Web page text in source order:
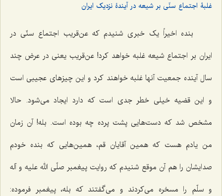
غلبۀ اجتماع سنّی بر شیعه در آیندۀ نزدیک ایران
بنده اخیراً یک خبرى شنیدم كه عن‌قریب اجتماع سنّى‌ در
ایران بر اجتماع شیعه غلبه خواهد كرد! عن‌قریب یعنى در عرض چند
سال آینده جمعیت آنها غلبه خواهند كرد و این چیزهای عجیبی است
و این قضیه خیلی خطر جدى است که دارد ایجاد مى‌شود. حالا
مشخص شد كه دست‌هایى پشت پرده چه بوده است. بله! آن زمان
من یادم هست که همین آقایان قم، همین‌هایى كه بنده خودم
صدایشان را هم آن موقع شنیدم كه روایت پیغمبر صلّی الله علیه و آله
و سلّم را مسخره مى‌كردند و می‌گفتند که بله، پیغمبر فرموده: